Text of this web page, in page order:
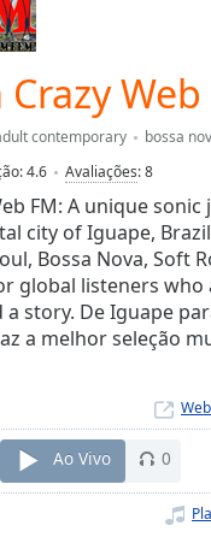
contemporary
bossa
4.6 Avaliações:8
FM: A unique
city of Iguape,
Bossa Nova, Soft
global listeners who
story. De Iguape
a melhor seleção
Ao Vivo 0